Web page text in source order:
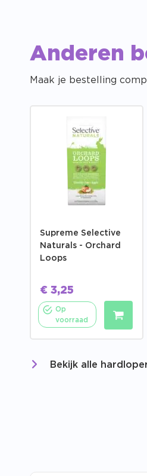
Anderen
Maak je bestelling
Supreme Selective
Naturals - Orchard
Loops
€ 3,25
Op
voorraad
Bekijk alle